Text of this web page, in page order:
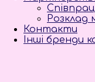
Розклад
Контакти
Інші бренди